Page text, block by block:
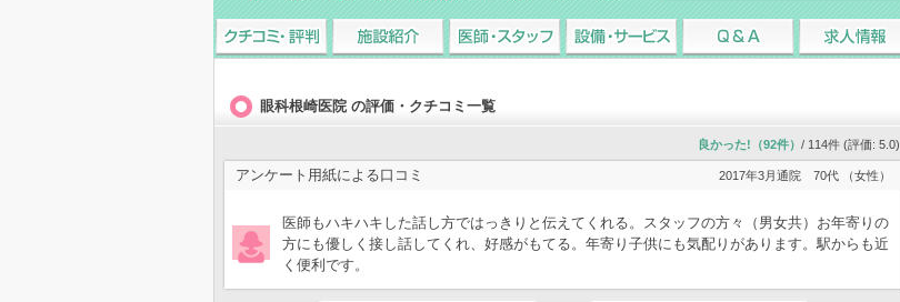
ホーム
ページ
動画 写真 女医 駐車場クレジ
ットカ
ード
入院 予約 急患 施設概要・交通アクセス
眼科根崎医院 の評価・クチコミ一覧
良かった!（92件） / 114件 (評価: 5.0)
アンケート用紙による口コミ 2017年3月通院 70代 （女性）
医師もハキハキした話し方ではっきりと伝えてくれる。スタッフの方々（男女共）お年寄りの
方にも優しく接し話してくれ、好感がもてる。年寄り子供にも気配りがあります。駅からも近
く便利です。